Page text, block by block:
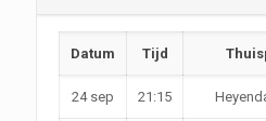
Datum Tijd
24 sep 21:15